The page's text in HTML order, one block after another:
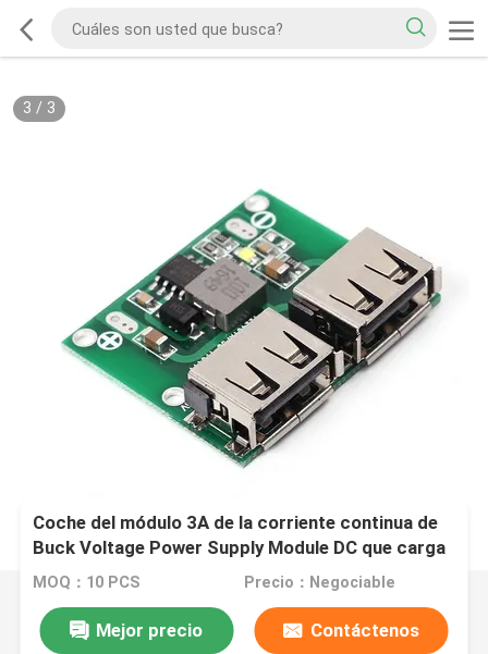
3 / 3
Coche del módulo 3A de la corriente continua de
Buck Voltage Power Supply Module DC que carga
6-26V
MOQ：10 PCS Precio：Negociable
Mejor precio Contáctenos